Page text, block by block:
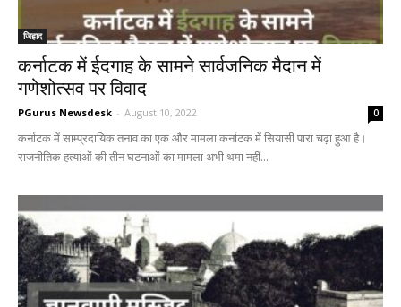
जिहाद
कर्नाटक में ईदगाह के सामने सार्वजनिक मैदान में
गणेशोत्सव पर विवाद
PGurus Newsdesk - August 10, 2022 0
कर्नाटक में साम्प्रदायिक तनाव का एक और मामला कर्नाटक में सियासी पारा चढ़ा हुआ है।
राजनीतिक हत्याओं की तीन घटनाओं का मामला अभी थमा नहीं...